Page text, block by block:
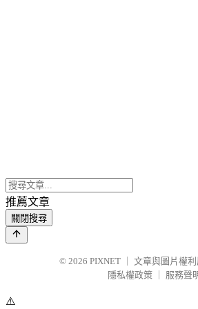
推薦文章
關閉搜尋
© 2026 PIXNET
文章與圖片權
隱私權政策
服務聲
⚠️